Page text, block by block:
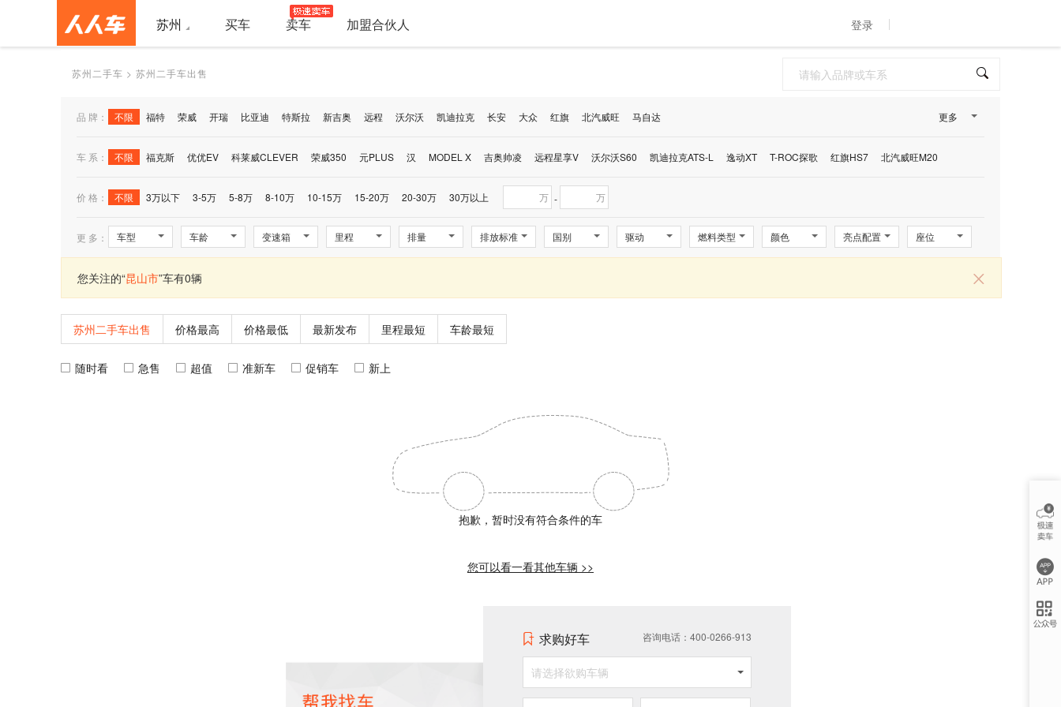
苏州 买车 卖车 加盟合伙人 登录
苏州二手车 > 苏州二手车出售
品 牌： 不限 福特 荣威 开瑞 比亚迪 特斯拉 新吉奥 远程 沃尔沃 凯迪拉克 长安 大众 红旗 北汽威旺 马自达 更多
车 系： 不限 福克斯 优优EV 科莱威CLEVER 荣威350 元PLUS 汉 MODEL X 吉奥帅凌 远程星享V 沃尔沃S60 凯迪拉克ATS-L 逸动XT T-ROC探歌 红旗HS7
北汽威旺M20
价 格：
不限 3万以下 3-5万 5-8万 8-10万 10-15万 15-20万 20-30万 30万以上 万 - 万
更 多： 车型 车龄 变速箱 里程 排量 排放标准 国别 驱动 燃料类型 颜色 亮点配置 座位
您关注的“昆山市”车有0辆 
苏州二手车出售 价格最高 价格最低 最新发布 里程最短 车龄最短
随时看 急售 超值 准新车 促销车 新上
抱歉，暂时没有符合条件的车
您可以看一看其他车辆 >>
求购好车 咨询电话：400-0266-913
请选择欲购车辆